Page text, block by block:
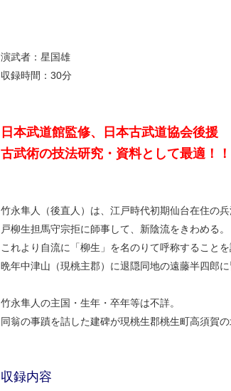
演武者：星国雄
収録時間：30分
日本武道館監修、日本古武道協会後援
古武術の技法研究・資料として最適！！
竹永隼人（後直人）は、江戸時代初期仙台在住の
戸柳生担馬守宗拒に師事して、新陰流をきわめる。
これより自流に「柳生」を名のりて呼称すること
晩年中津山（現桃主郡）に退隠同地の遠藤半四郎に
竹永隼人の主国・生年・卒年等は不詳。
同翁の事蹟を詰した建碑が現桃生郡桃生町高須賀の
収録内容